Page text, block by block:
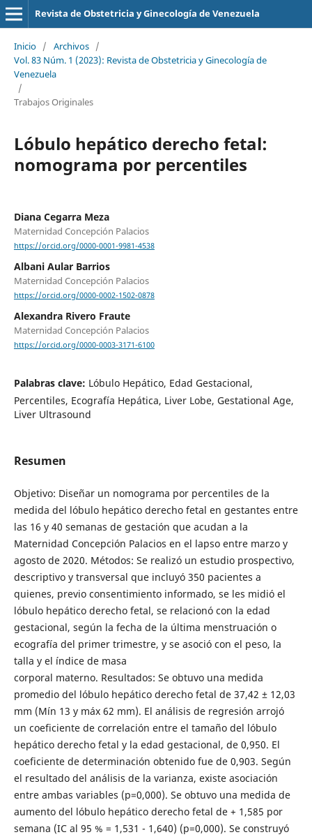
Revista de Obstetricia y Ginecología de Venezuela
Inicio / Archivos /
Vol. 83 Núm. 1 (2023): Revista de Obstetricia y Ginecología de
Venezuela
/
Trabajos Originales
Lóbulo hepático derecho fetal:
nomograma por percentiles
Diana Cegarra Meza
Maternidad Concepción Palacios
https://orcid.org/0000-0001-9981-4538
Albani Aular Barrios
Maternidad Concepción Palacios
https://orcid.org/0000-0002-1502-0878
Alexandra Rivero Fraute
Maternidad Concepción Palacios
https://orcid.org/0000-0003-3171-6100
Palabras clave: Lóbulo Hepático, Edad Gestacional,
Percentiles, Ecografía Hepática, Liver Lobe, Gestational Age,
Liver Ultrasound
Resumen
Objetivo: Diseñar un nomograma por percentiles de la
medida del lóbulo hepático derecho fetal en gestantes entre
las 16 y 40 semanas de gestación que acudan a la
Maternidad Concepción Palacios en el lapso entre marzo y
agosto de 2020. Métodos: Se realizó un estudio prospectivo,
descriptivo y transversal que incluyó 350 pacientes a
quienes, previo consentimiento informado, se les midió el
lóbulo hepático derecho fetal, se relacionó con la edad
gestacional, según la fecha de la última menstruación o
ecografía del primer trimestre, y se asoció con el peso, la
talla y el índice de masa
corporal materno. Resultados: Se obtuvo una medida
promedio del lóbulo hepático derecho fetal de 37,42 ± 12,03
mm (Mín 13 y máx 62 mm). El análisis de regresión arrojó
un coeficiente de correlación entre el tamaño del lóbulo
hepático derecho fetal y la edad gestacional, de 0,950. El
coeficiente de determinación obtenido fue de 0,903. Según
el resultado del análisis de la varianza, existe asociación
entre ambas variables (p=0,000). Se obtuvo una medida de
aumento del lóbulo hepático derecho fetal de + 1,585 por
semana (IC al 95 % = 1,531 - 1,640) (p=0,000). Se construyó